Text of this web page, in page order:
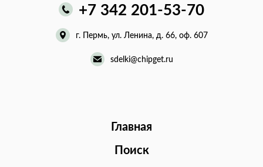
+7 342 201-53-70
г. Пермь, ул. Ленина, д. 66, оф. 607
sdelki@chipget.ru
Главная
Поиск